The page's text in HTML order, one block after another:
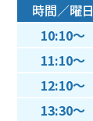
時間／曜日
10:10～
11:10～
12:10～
13:30～